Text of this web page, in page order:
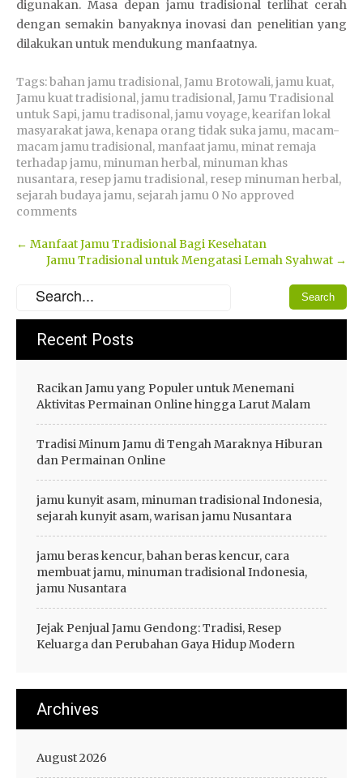
digunakan. Masa depan jamu tradisional terlihat cerah
dengan semakin banyaknya inovasi dan penelitian yang
dilakukan untuk mendukung manfaatnya.
Tags:bahan jamu tradisional,Jamu Brotowali,jamu kuat,
Jamu kuat tradisional,jamu tradisional,Jamu Tradisional
untuk Sapi,jamu tradisonal,jamu voyage,kearifan lokal
masyarakat jawa,kenapa orang tidak suka jamu, macam-
macam jamu tradisional, manfaat jamu, minat remaja
terhadap jamu, minuman herbal, minuman khas
nusantara, resep jamu tradisional, resep minuman herbal,
sejarah budaya jamu, sejarah jamu 0 No approved
comments
Post
navigation
← Manfaat Jamu Tradisional Bagi Kesehatan
Jamu Tradisional untuk Mengatasi Lemah Syahwat →
Recent Posts
Racikan Jamu yang Populer untuk Menemani
Aktivitas Permainan Online hingga Larut Malam
Tradisi Minum Jamu di Tengah Maraknya Hiburan
dan Permainan Online
jamu kunyit asam, minuman tradisional Indonesia,
sejarah kunyit asam, warisan jamu Nusantara
jamu beras kencur, bahan beras kencur, cara
membuat jamu, minuman tradisional Indonesia,
jamu Nusantara
Jejak Penjual Jamu Gendong: Tradisi, Resep
Keluarga dan Perubahan Gaya Hidup Modern
Archives
August 2026